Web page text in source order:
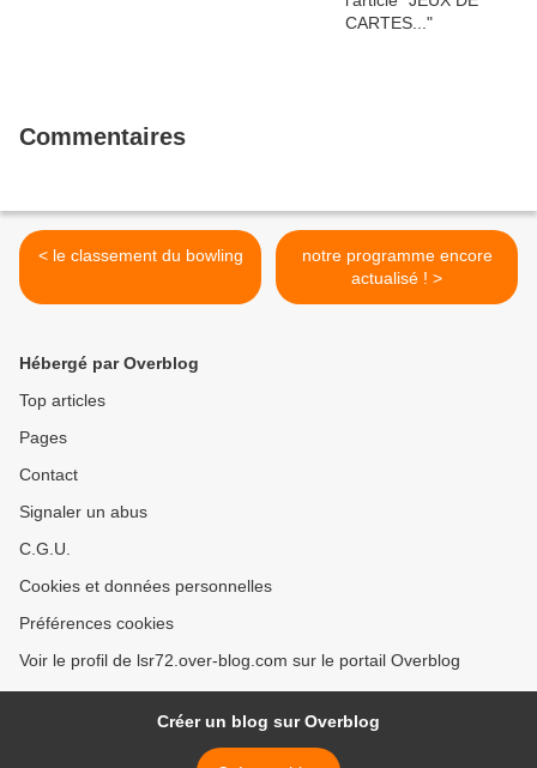
Commentaires
< le classement du bowling
notre programme encore
actualisé ! >
Hébergé par Overblog
Top articles
Pages
Contact
Signaler un abus
C.G.U.
Cookies et données personnelles
Préférences cookies
Voir le profil de lsr72.over-blog.com sur le portail Overblog
Créer un blog sur Overblog